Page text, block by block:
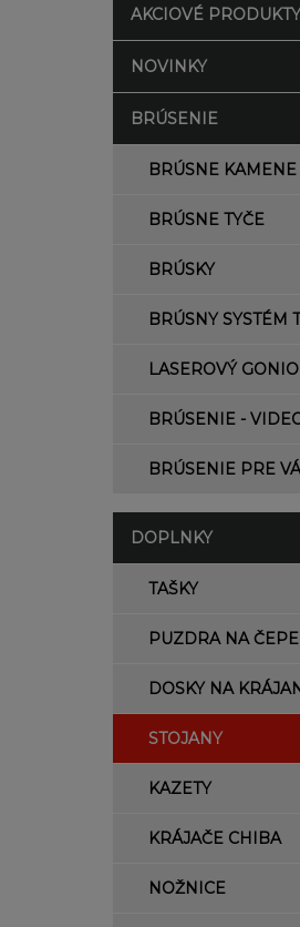
AKCIOVÉ PRODUKTY
NOVINKY
BRÚSENIE
BRÚSNE KAMENE
BRÚSNE TYČE
BRÚSKY
BRÚSNY SYSTÉM
LASEROVÝ
BRÚSENIE -
BRÚSENIE PRE
DOPLNKY
TAŠKY
PUZDRA NA
DOSKY NA
STOJANY
KAZETY
KRÁJAČE CHIBA
NOŽNICE